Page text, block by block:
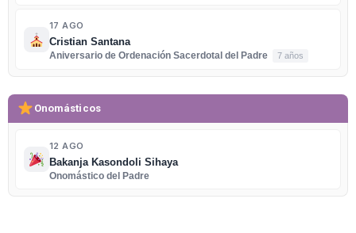
17 AGO
Cristian Santana
Aniversario de Ordenación Sacerdotal del Padre
7 años
Onomásticos
12 AGO
Bakanja Kasondoli Sihaya
Onomástico del Padre